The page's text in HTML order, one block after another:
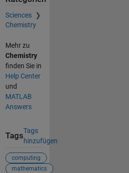
Sciences
Chemistry
Mehr zu
Chemistry
finden Sie in
Help Center
und
MATLAB
Answers
Tags
Tags
hinzufügen
computing
mathematics